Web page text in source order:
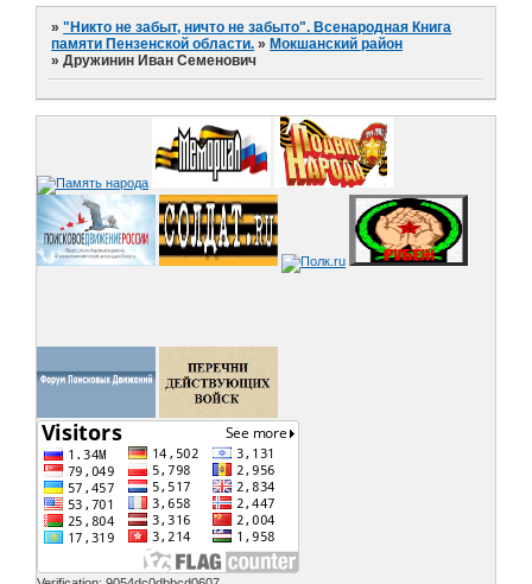
»"Никто не забыт, ничто не забыто". Всенародная Книга
памяти Пензенской области. » Мокшанский район
»Дружинин Иван Семенович